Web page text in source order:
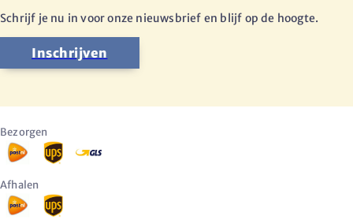
Schrijf je nu in voor onze nieuwsbrief en blijf op de hoogte.
Inschrijven
Bezorgen
Afhalen